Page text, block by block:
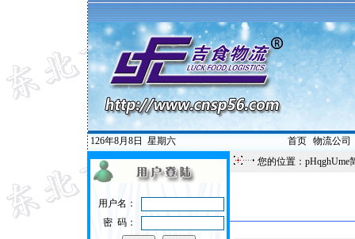
126年8月8日 星期六 首页| 物流公司
用户名：
密 码：
您的位置：pHqghUme